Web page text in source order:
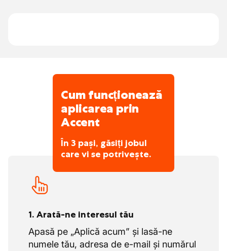
Cum funcționează
aplicarea prin
Accent
În 3 pași, găsiți jobul
care vi se potrivește.
1. Arată-ne interesul tău
Apasă pe „Aplică acum” și lasă-ne
numele tău, adresa de e-mail și numărul